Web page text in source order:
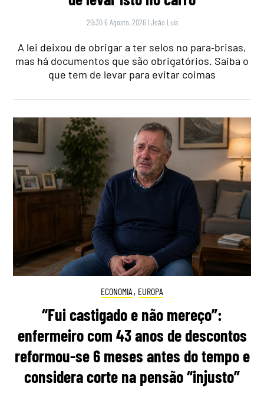
20:30 6 Agosto, 2026 |João Luís
A lei deixou de obrigar a ter selos no para‑brisas,
mas há documentos que são obrigatórios. Saiba o
que tem de levar para evitar coimas
ECONOMIA , EUROPA
“Fui castigado e não mereço”:
enfermeiro com 43 anos de descontos
reformou-se 6 meses antes do tempo e
considera corte na pensão “injusto”